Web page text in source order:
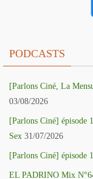
PODCASTS
[Parlons Ciné, La
03/08/2026
[Parlons Ciné]
Sex 31/07/2026
[Parlons Ciné] épisode
EL PADRINO Mix